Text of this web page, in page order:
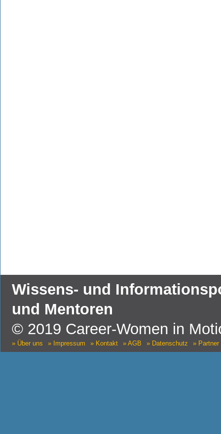
Wissens- und
und Mentoren
© 2019 Career-Women in
» Über uns » Impressum » Kontakt » AGB » Datenschutz » Partner